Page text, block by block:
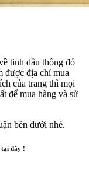
tinh dầu thông đỏ
được địa chỉ mua
của trang thì mọi
để mua hàng và sử
bên dưới nhé.
tại đây !